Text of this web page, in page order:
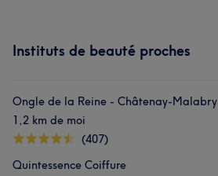
Instituts de beauté proches
Ongle de la Reine - Châtenay-Malabry
1,2 km de moi
(407)
Quintessence Coiffure